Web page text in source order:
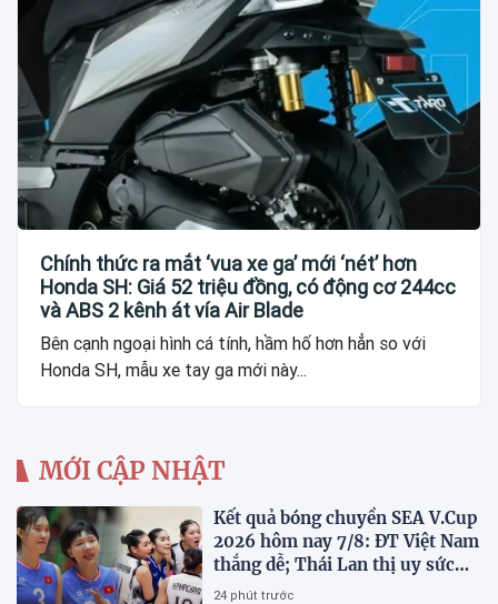
Chính thức ra mắt ‘vua xe ga’ mới ‘nét’ hơn
Honda SH: Giá 52 triệu đồng, có động cơ 244cc
và ABS 2 kênh át vía Air Blade
Bên cạnh ngoại hình cá tính, hầm hố hơn hẳn so với
Honda SH, mẫu xe tay ga mới này...
MỚI CẬP NHẬT
Kết quả bóng chuyền SEA V.Cup
2026 hôm nay 7/8: ĐT Việt Nam
thắng dễ; Thái Lan thị uy sức
mạnh
24 phút trước